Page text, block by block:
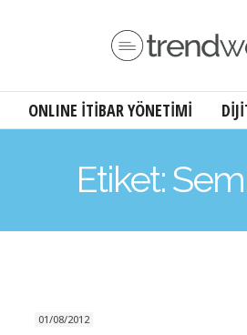
ONLINE İTİBAR YÖNETİMİ
Etiket:
01/08/2012